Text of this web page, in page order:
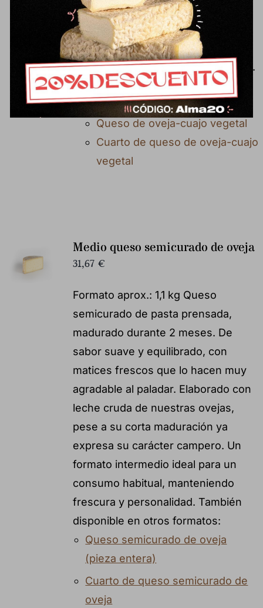
cuajo vegetal. Un formato cómodo
para disfrutar de una receta
tradicional del Valle de los
Pedroches, con carácter y tradición.
También disponible en otros
formatos:
Queso de oveja-cuajo vegetal
Cuarto de queso de oveja-cuajo
vegetal
Medio queso semicurado de oveja
31,67 €
Formato aprox.: 1,1 kg Queso
semicurado de pasta prensada,
madurado durante 2 meses. De
sabor suave y equilibrado, con
matices frescos que lo hacen muy
agradable al paladar. Elaborado con
leche cruda de nuestras ovejas,
pese a su corta maduración ya
expresa su carácter campero. Un
formato intermedio ideal para un
consumo habitual, manteniendo
frescura y personalidad. También
disponible en otros formatos:
Queso semicurado de oveja
(pieza entera)
Cuarto de queso semicurado de
oveja